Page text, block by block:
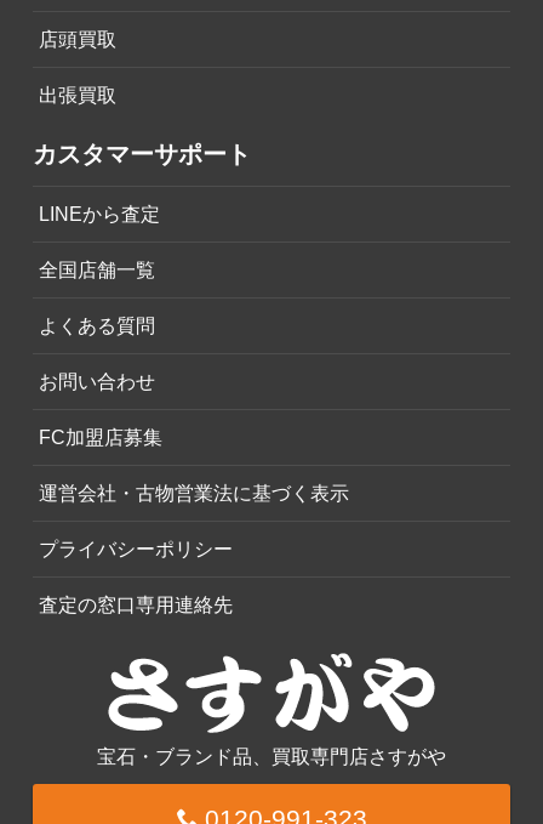
店頭買取
出張買取
カスタマーサポート
LINEから査定
全国店舗一覧
よくある質問
お問い合わせ
FC加盟店募集
運営会社・古物営業法に基づく表示
プライバシーポリシー
査定の窓口専用連絡先
宝石・ブランド品、買取専門店さすがや
0120-991-323